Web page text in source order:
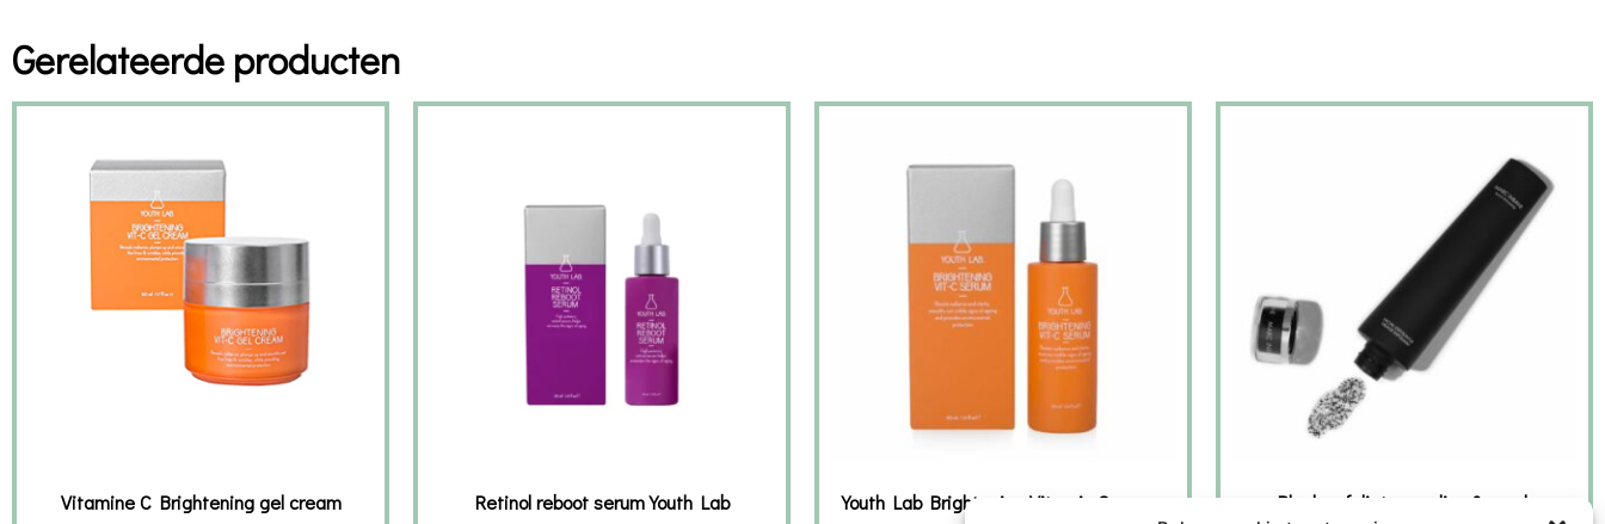
Gerelateerde producten
Vitamine C Brightening gel cream Retinol reboot serum Youth Lab
Youth Lab Brightening Vitamin C serum
Black exfoliator peeling & mask